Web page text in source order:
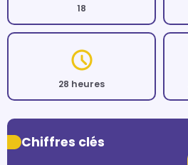
18
28 heures
Chiffres clés